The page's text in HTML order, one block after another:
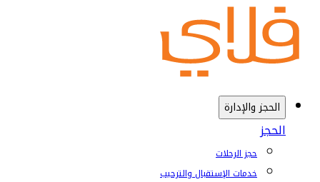
الحجز والإدارة
الحجز
حجز الرحلات
خدمات الإستقبال والترحيب